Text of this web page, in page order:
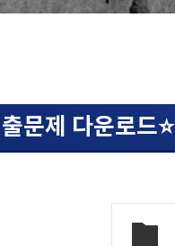
문제 다운로드⭐